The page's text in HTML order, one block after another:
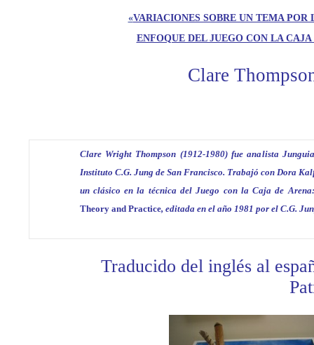
«VARIACIONES SOBRE UN TEMA POR
ENFOQUE DEL JUEGO CON LA CAJA
Clare
Clare Wright Thompson (1912-1980) fue analista
Instituto C.G. Jung de San Francisco. Trabajó con Dora
un clásico en la técnica del Juego con la Caja de
Theory and Practice, editada en el año 1981 por el C.G.
Traducido del inglés al